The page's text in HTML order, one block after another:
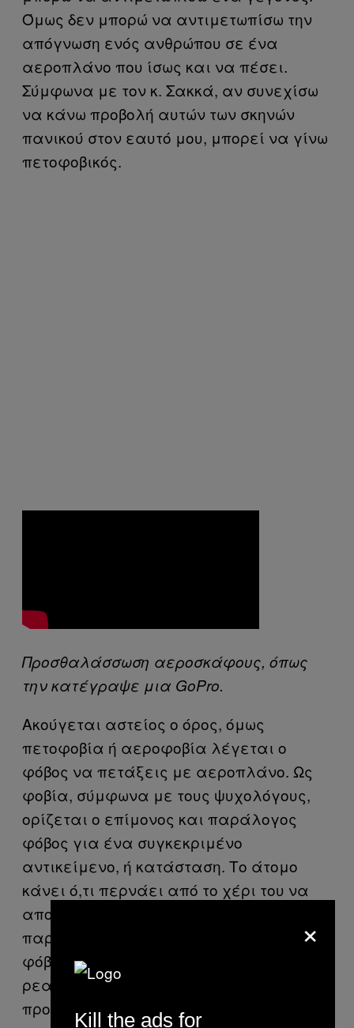
Όμως δεν μπορώ να αντιμετωπίσω την
απόγνωση ενός ανθρώπου σε ένα
αεροπλάνο που ίσως και να πέσει.
Σύμφωνα με τον κ. Σακκά, αν συνεχίσω
να κάνω προβολή αυτών των σκηνών
πανικού στον εαυτό μου, μπορεί να γίνω
πετοφοβικός.
Προσθαλάσσωση αεροσκάφους, όπως
την κατέγραψε μια GoPro.
Ακούγεται αστείος ο όρος, όμως
πετοφοβία ή αεροφοβία λέγεται ο
φόβος να πετάξεις με αεροπλάνο. Ως
φοβία, σύμφωνα με τους ψυχολόγους,
ορίζεται ο επίμονος και παράλογος
φόβος για ένα συγκεκριμένο
αντικείμενο, ή κατάσταση. Το άτομο
κάνει ό,τι περνάει από το χέρι του να
αποφύγει το αντικείμενο του φόβου του
παρά το γεγονός ότι αναγνωρίζει ότι οι
φόβοι του είναι υπερβολικοί ή μη
ρεαλιστικοί. Μία φοβία μπορεί να
προκύψει από κάποιο τραυματικό
×
Kill the ads for